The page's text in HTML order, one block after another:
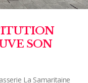
SON
La Samaritaine